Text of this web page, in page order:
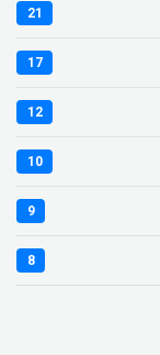
21
17
12
10
9
8